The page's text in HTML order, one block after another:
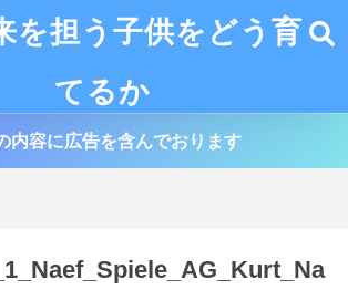
を担う子供をどう育
てるか
内容に広告を含んでおります